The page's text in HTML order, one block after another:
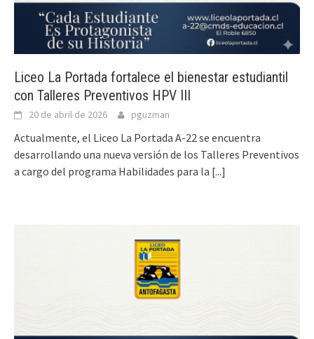
Liceo La Portada fortalece el bienestar estudiantil
con Talleres Preventivos HPV III
20 de abril de 2026 pguzman
Actualmente, el Liceo La Portada A-22 se encuentra
desarrollando una nueva versión de los Talleres Preventivos
a cargo del programa Habilidades para la [...]